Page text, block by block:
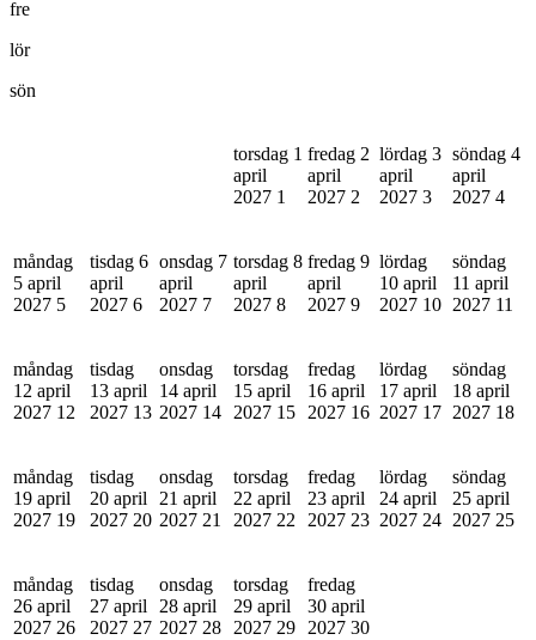
fre
lör
sön
torsdag 1
april
2027 1
fredag 2
april
2027 2
lördag 3
april
2027 3
söndag 4
april
2027 4
måndag
5 april
2027 5
tisdag 6
april
2027 6
onsdag 7
april
2027 7
torsdag 8
april
2027 8
fredag 9
april
2027 9
lördag
10 april
2027 10
söndag
11 april
2027 11
måndag
12 april
2027 12
tisdag
13 april
2027 13
onsdag
14 april
2027 14
torsdag
15 april
2027 15
fredag
16 april
2027 16
lördag
17 april
2027 17
söndag
18 april
2027 18
måndag
19 april
2027 19
tisdag
20 april
2027 20
onsdag
21 april
2027 21
torsdag
22 april
2027 22
fredag
23 april
2027 23
lördag
24 april
2027 24
söndag
25 april
2027 25
måndag
26 april
2027 26
tisdag
27 april
2027 27
onsdag
28 april
2027 28
torsdag
29 april
2027 29
fredag
30 april
2027 30